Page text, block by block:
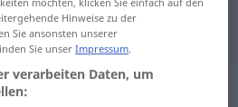
"gefühlskalt"
Hinweise zu der
Sie ansonsten unserer
Sie unserImpressum.
verarbeiten Daten, um